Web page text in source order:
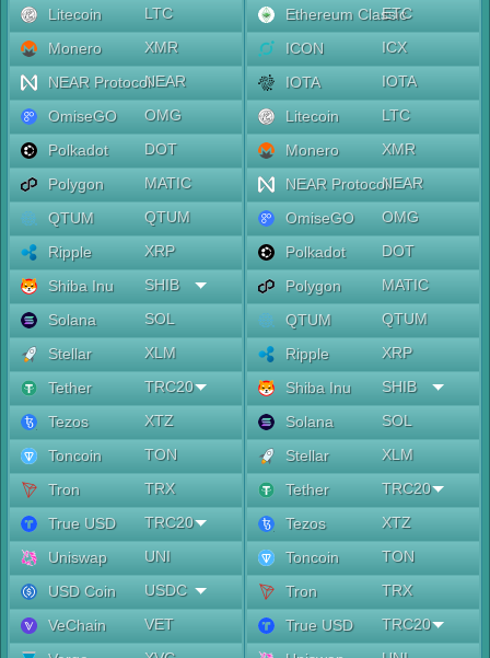
Litecoin
LTC
Monero
XMR
NEAR ProtocolNEAR
OmiseGO
OMG
Polkadot
DOT
Polygon
MATIC
QTUM
QTUM
Ripple
XRP
Shiba Inu
SHIB
Solana
SOL
Stellar
XLM
Tether
TRC20
Tezos
XTZ
Toncoin
TON
Tron
TRX
True USD
TRC20
Uniswap
UNI
USD Coin
USDC
VeChain
VET
Ethereum Classic
ETC
ICON
ICX
IOTA
IOTA
Litecoin
LTC
Monero
XMR
NEAR ProtocolNEAR
OmiseGO
OMG
Polkadot
DOT
Polygon
MATIC
QTUM
QTUM
Ripple
XRP
Shiba Inu
SHIB
Solana
SOL
Stellar
XLM
Tether
TRC20
Tezos
XTZ
Toncoin
TON
Tron
TRX
True USD
TRC20